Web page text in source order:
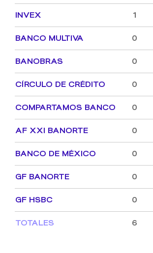
INVEX 1
BANCO MULTIVA 0
BANOBRAS 0
CÍRCULO DE CRÉDITO 0
COMPARTAMOS BANCO 0
AF XXI BANORTE 0
BANCO DE MÉXICO 0
GF BANORTE 0
GF HSBC 0
TOTALES 6